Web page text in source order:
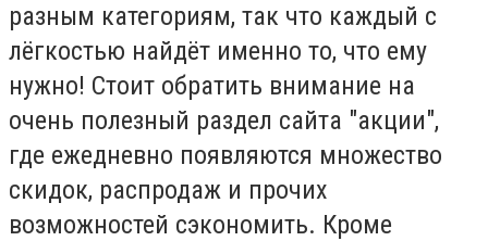
разным категориям, так что каждый с
лёгкостью найдёт именно то, что ему
нужно! Стоит обратить внимание на
очень полезный раздел сайта "акции",
где ежедневно появляются множество
скидок, распродаж и прочих
возможностей сэкономить. Кроме